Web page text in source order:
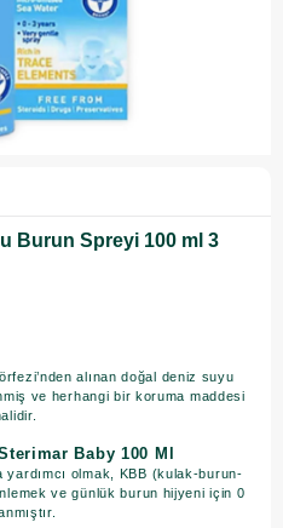
Burun Spreyi 100 ml 3
alınan doğal deniz suyu
ve herhangi bir koruma maddesi
Baby 100 Ml
olmak, KBB (kulak-burun-
ve günlük burun hijyeni için 0